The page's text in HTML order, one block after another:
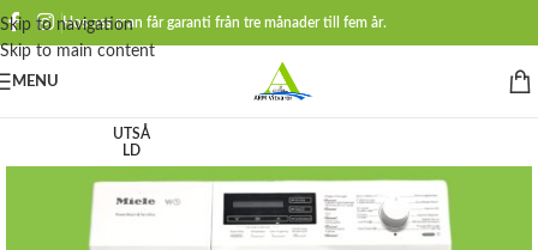
Skip to navigation
Skip to main content
Hos oss man får garanti från tre månader till fem år.
MENU
UTSÅ
LD